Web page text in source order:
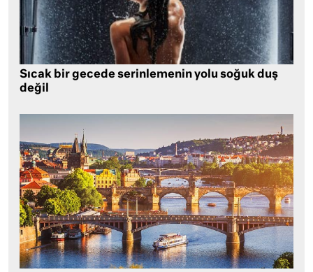
Sıcak bir gecede serinlemenin yolu soğuk duş
değil